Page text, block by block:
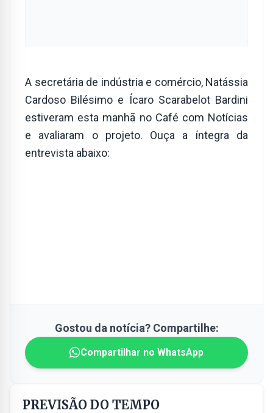
A secretária de indústria e comércio, Natássia
Cardoso Bilésimo e Ícaro Scarabelot Bardini
estiveram esta manhã no Café com Notícias
e avaliaram o projeto. Ouça a íntegra da
entrevista abaixo:
Gostou da notícia? Compartilhe:
Compartilhar no WhatsApp
PREVISÃO DO TEMPO